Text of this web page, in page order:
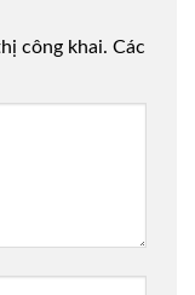
công khai. Các